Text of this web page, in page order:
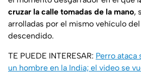
cruzar la calle tomadas de la mano,
arrolladas por el mismo vehículo
descendido.
TE PUEDE INTERESAR: Perro ataca
un hombre en la India; el video se